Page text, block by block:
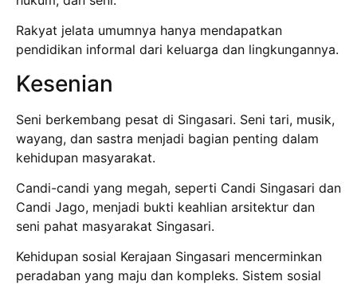
Rakyat jelata umumnya hanya mendapatkan
pendidikan informal dari keluarga dan lingkungannya.
Kesenian
Seni berkembang pesat di Singasari. Seni tari, musik,
wayang, dan sastra menjadi bagian penting dalam
kehidupan masyarakat.
Candi-candi yang megah, seperti Candi Singasari dan
Candi Jago, menjadi bukti keahlian arsitektur dan
seni pahat masyarakat Singasari.
Kehidupan sosial Kerajaan Singasari mencerminkan
peradaban yang maju dan kompleks. Sistem sosial